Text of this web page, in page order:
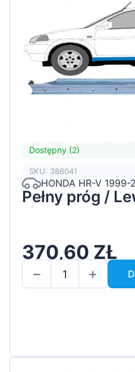
Dostępny (2)
SKU: 386041
HONDA HR-V 1999-
Pełny próg /
370,60 ZŁ